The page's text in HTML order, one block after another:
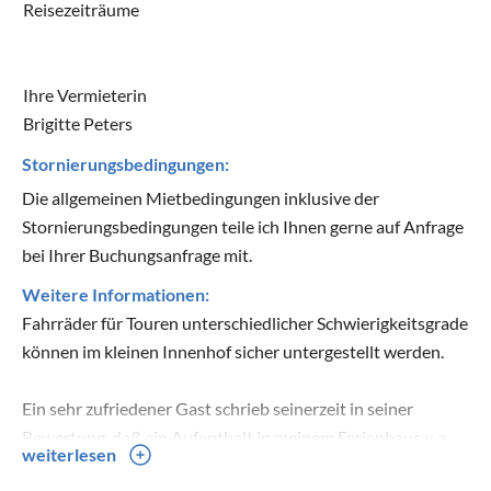
Reisezeiträume
Ihre Vermieterin
Brigitte Peters
Stornierungsbedingungen:
Die allgemeinen Mietbedingungen inklusive der
Stornierungsbedingungen teile ich Ihnen gerne auf Anfrage
bei Ihrer Buchungsanfrage mit.
Weitere Informationen:
Fahrräder für Touren unterschiedlicher Schwierigkeitsgrade
können im kleinen Innenhof sicher untergestellt werden.
Ein sehr zufriedener Gast schrieb seinerzeit in seiner
Bewertung, daß ein Aufenthalt in meinem Ferienhaus u.a.
deshalb so entspannend sei, weil es keinen Internetzugang
weiterlesen